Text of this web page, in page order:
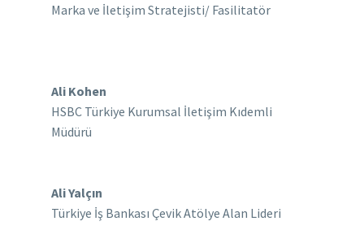
Marka ve İletişim Stratejisti/ Fasilitatör
Ali Kohen
HSBC Türkiye Kurumsal İletişim Kıdemli
Müdürü
Ali Yalçın
Türkiye İş Bankası Çevik Atölye Alan Lideri